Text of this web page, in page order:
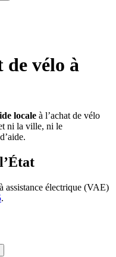
de vélo à
locale à l’achat de vélo
ni la ville, ni le
assistance électrique (VAE)
.